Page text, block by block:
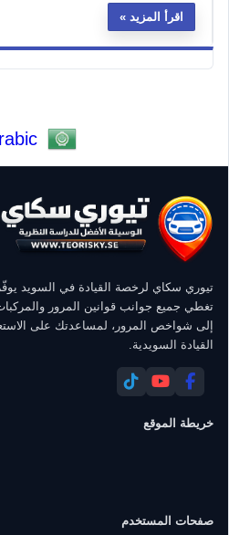
اقرأ المزيد
تيوري سكاي لرخصة القيادة في السويد
تغطي جميع جوانب قوانين المرور
إلى شواخص المرور، لمساعدتك على
القيادة السويدية.
خريطة الموقع
صفحات المستخدم